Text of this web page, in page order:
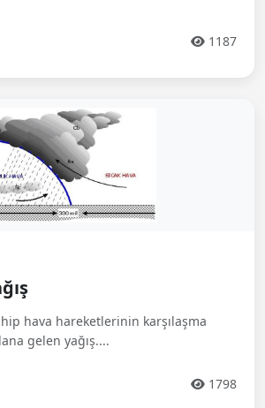
1187
hava hareketlerinin karşılaşma
gelen yağış....
1798